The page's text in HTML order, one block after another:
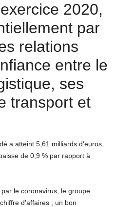
2020,
par
relations
entre le
ses
transport et
a atteint 5,61 milliards d'euros,
de 0,9 % par rapport à
le coronavirus, le groupe
d'affaires ; un bon